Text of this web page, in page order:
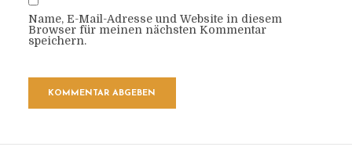
Name, E-Mail-Adresse und Website in diesem
Browser für meinen nächsten Kommentar
speichern.